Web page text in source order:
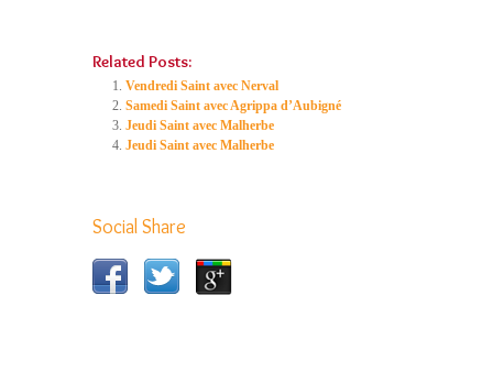
Related Posts:
Vendredi Saint avec Nerval
Samedi Saint avec Agrippa d’Aubigné
Jeudi Saint avec Malherbe
Jeudi Saint avec Malherbe
Social Share